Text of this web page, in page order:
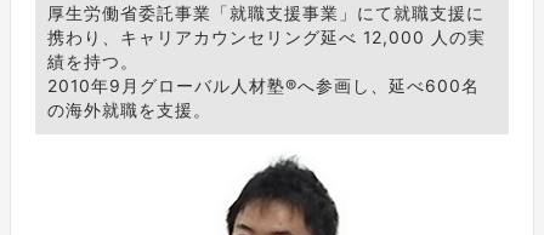
厚生労働省委託事業「就職支援事業」にて就職支援に
携わり、キャリアカウンセリング延べ 12,000 人の実
績を持つ。
2010年9月グローバル人材塾®へ参画し、延べ600名
の海外就職を支援。